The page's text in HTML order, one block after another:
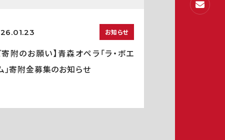
お知らせ
寄附のお願い】青森オペラ「ラ・ボエ
」寄附金募集のお知らせ